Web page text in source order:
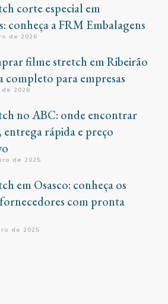
corte especial em
conheça a FRM Embalagens
de 2026
filme stretch em Ribeirão
completo para empresas
2026
no ABC: onde encontrar
entrega rápida e preço
de 2025
em Osasco: conheça os
com pronta
de 2025